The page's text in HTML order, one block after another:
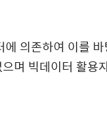
의존하여 이를
며 빅데이터 활